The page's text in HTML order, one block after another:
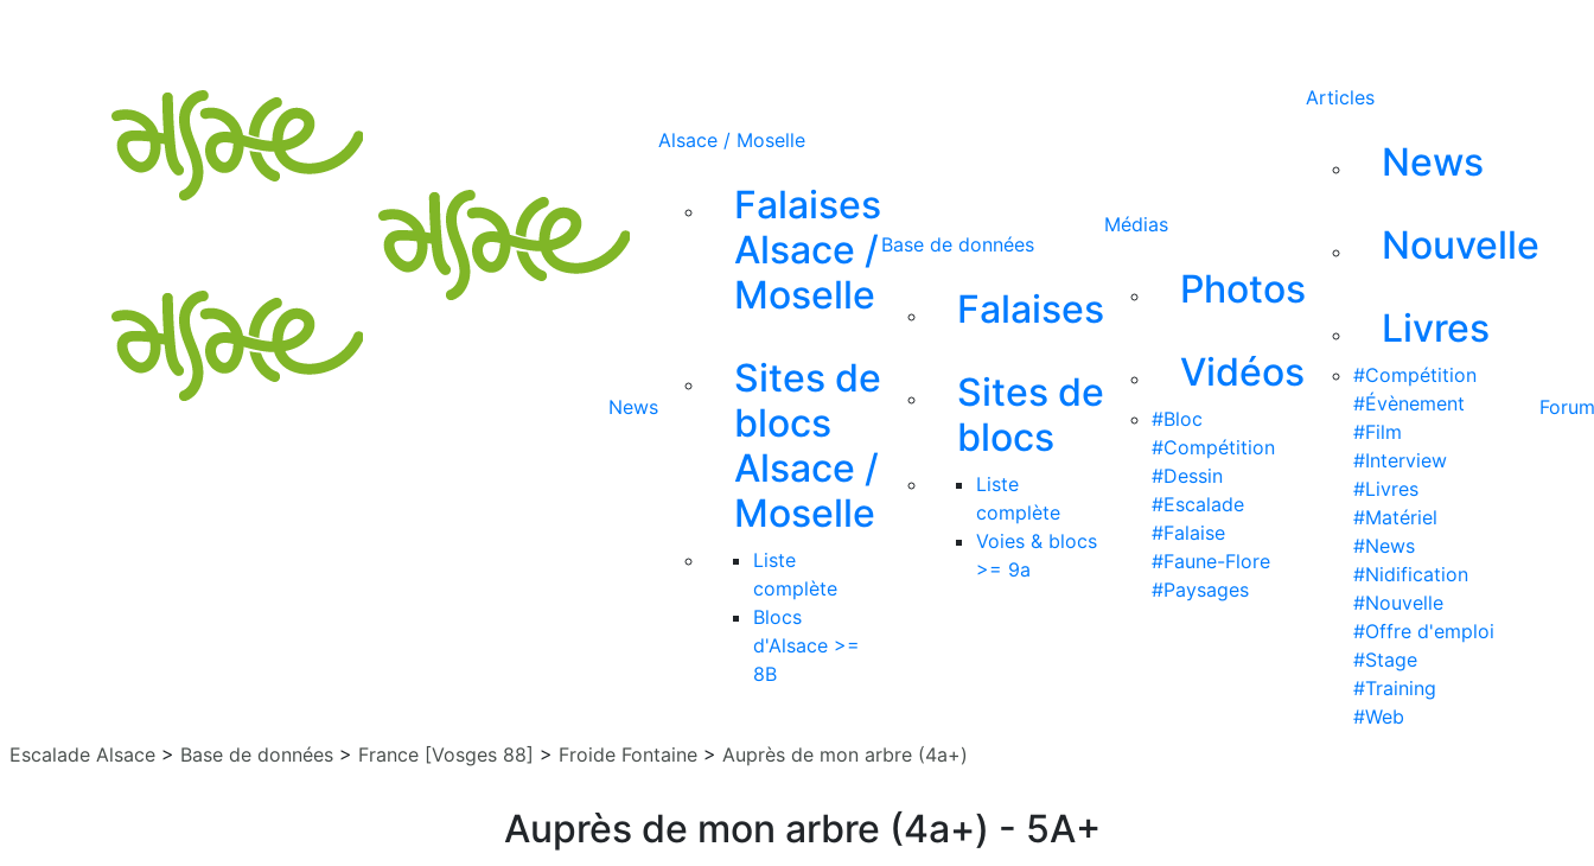
News
Alsace / Moselle
Falaises
Alsace /
Moselle
Sites de
blocs
Alsace /
Moselle
Liste
complète
Blocs
d'Alsace >=
8B
Base de données
Falaises
Sites de
blocs
Liste
complète
Voies & blocs
>= 9a
Médias
Photos
Vidéos
#Bloc
#Compétition
#Dessin
#Escalade
#Falaise
#Faune-Flore
#Paysages
Articles
News
Nouvelle
Livres
#Compétition
#Évènement
#Film
#Interview
#Livres
#Matériel
#News
#Nidification
#Nouvelle
#Offre d'emploi
#Stage
#Training
#Web
Forum
Escalade Alsace > Base de données > France [Vosges 88] > Froide Fontaine > Auprès de mon arbre (4a+)
Auprès de mon arbre (4a+) - 5A+